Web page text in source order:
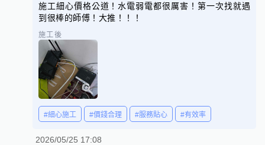
施工細心價格公道！水電弱電都很厲害！第一次找就遇
到很棒的師傅！大推！！！
施工後
#細心施工 #價錢合理 #服務貼心 #有效率
2026/05/25 17:08